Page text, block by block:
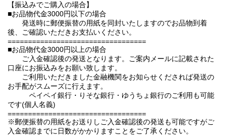
【振込みでご購入の場合】
■お品物代金3000円以下の場合
発送時に郵便振替の用紙を同封いたしますのでお品物到着
後、ご確認いただきお支払いください。
==================================
■お品物代金3000円以上の場合
ご入金確認後の発送となります。ご案内メールに記載された
口座にお振込みをお願い致します。
ご利用いただきました金融機関をお知らせくだされば発送の
お手配がスムーズに行えます。
ペイペイ銀行・りそな銀行・ゆうちょ銀行のご利用も可能
です(個人名義)
==================================
※郵便振替の用紙をお送りしご入金確認後の発送も可能ですがご
入金確認までに日数がかかりますことをご了承ください。